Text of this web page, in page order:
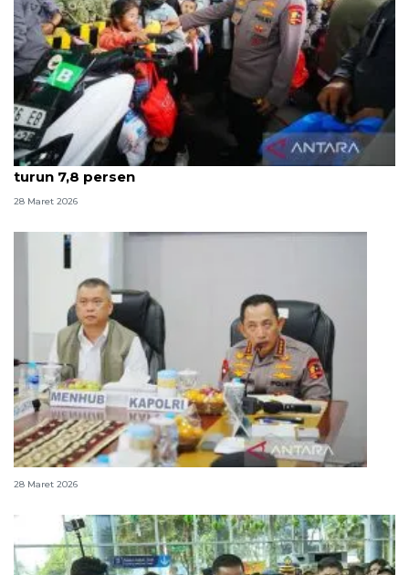
Kapolri: Selama Lebaran 2026 jumlah kecelakaan
turun 7,8 persen
28 Maret 2026
Kapolri sebut puncak arus balik sudah terlewati
28 Maret 2026